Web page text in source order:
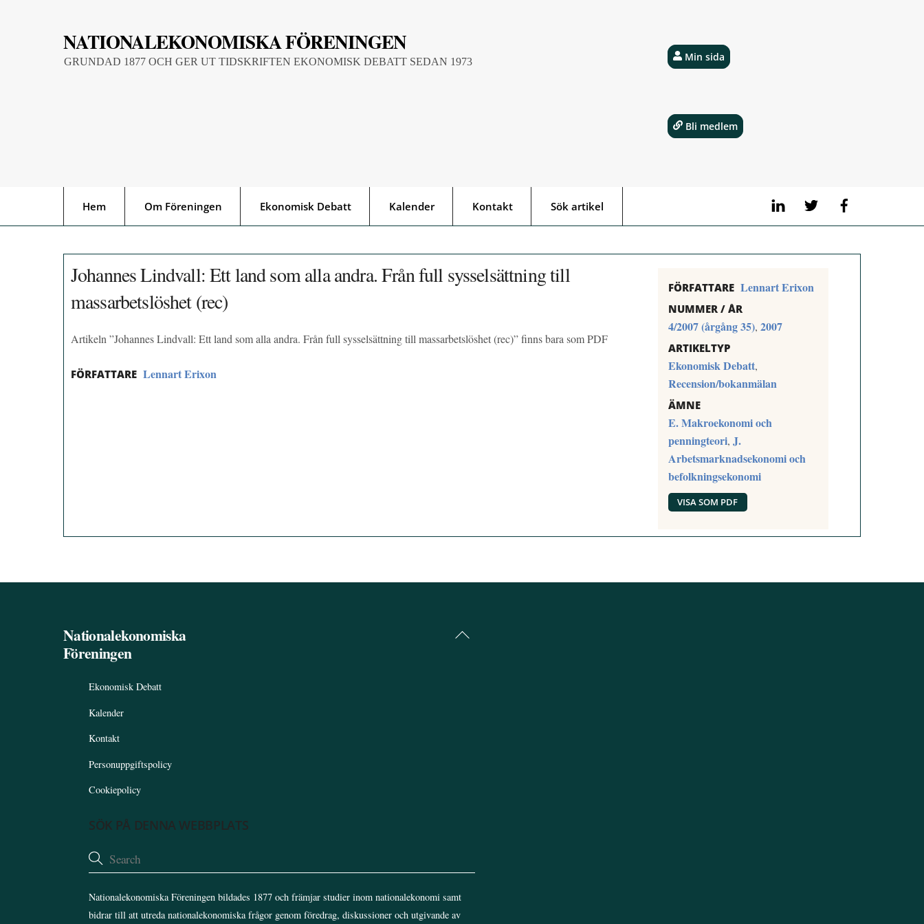
NATIONALEKONOMISKA FÖRENINGEN
GRUNDAD 1877 OCH GER UT TIDSKRIFTEN EKONOMISK DEBATT SEDAN 1973
LinkedIn Twitter
Hem Om Föreningen Ekonomisk Debatt Kalender Kontakt Sök artikel
Min sida
Bli medlem
Johannes Lindvall: Ett land som alla andra. Från full sysselsättning till
massarbetslöshet (rec)
Artikeln ”Johannes Lindvall: Ett land som alla andra. Från full sysselsättning till massarbetslöshet (rec)” finns bara som PDF
FÖRFATTARE Lennart Erixon
FÖRFATTARE Lennart Erixon
NUMMER / ÅR
4/2007 (årgång 35), 2007
ARTIKELTYP
Ekonomisk Debatt,
Recension/bokanmälan
ÄMNE
E. Makroekonomi och
penningteori, J.
Arbetsmarknadsekonomi och
befolkningsekonomi
VISA SOM PDF
Back
Nationalekonomiska
Föreningen
Ekonomisk Debatt
Kalender
Kontakt
Personuppgiftspolicy
Cookiepolicy
SÖK PÅ DENNA WEBBPLATS
Nationalekonomiska Föreningen bildades 1877 och främjar studier inom nationalekonomi samt
bidrar till att utreda nationalekonomiska frågor genom föredrag, diskussioner och utgivande av